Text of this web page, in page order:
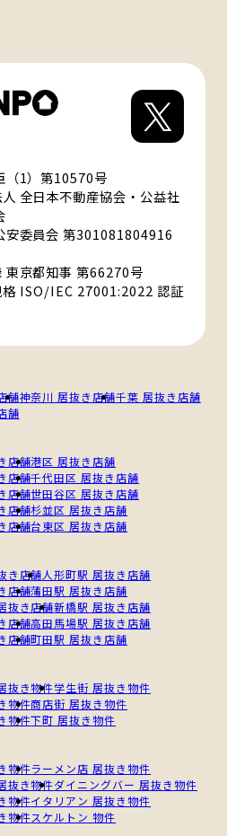
（1）第10570号
全日本不動産協会・公益社
安委員会 第301081804916
東京都知事 第66270号
ISO/IEC 27001:2022 認証
舗神奈川 居抜き店舗千葉 居抜き店舗
舗
店舗港区 居抜き店舗
店舗千代田区 居抜き店舗
店舗世田谷区 居抜き店舗
店舗杉並区 居抜き店舗
店舗台東区 居抜き店舗
き店舗人形町駅 居抜き店舗
店舗蒲田駅 居抜き店舗
抜き店舗新橋駅 居抜き店舗
店舗高田馬場駅 居抜き店舗
店舗町田駅 居抜き店舗
抜き物件学生街 居抜き物件
物件商店街 居抜き物件
物件下町 居抜き物件
物件ラーメン店 居抜き物件
抜き物件ダイニングバー 居抜き物件
物件イタリアン 居抜き物件
物件スケルトン 物件